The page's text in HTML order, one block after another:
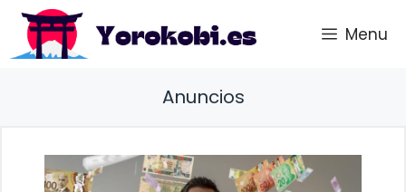
Saltar
contenido
Menu
Anuncios